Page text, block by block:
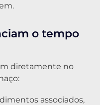
o tempo
diretamente no
associados,